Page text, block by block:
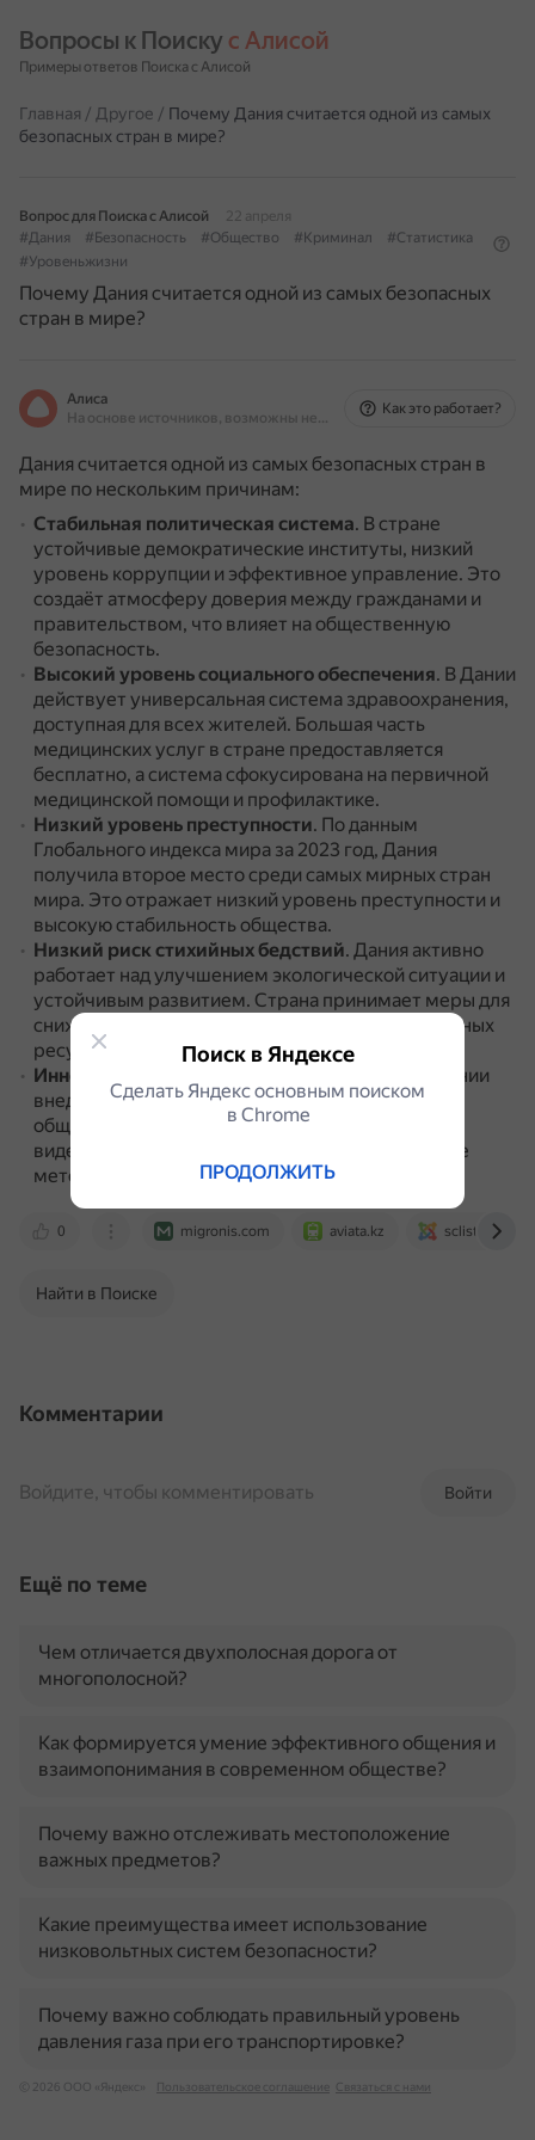
Вопросы к Поиску с Алисой
Примеры ответов Поиска с Алисой
Главная / Другое / Почему Дания считается одной из самых
безопасных стран в мире?
Вопрос для Поиска с Алисой
22 апреля
#Дания
#Безопасность #Общество #Криминал
#Статистика
#Уровеньжизни
Почему Дания считается одной из самых безопасных
стран в мире?
Алиса
На основе источников, возможны неточности
Как это работает?
Дания считается одной из самых безопасных стран в
мире по нескольким причинам:
Стабильная политическая система. В стране
устойчивые демократические институты, низкий
уровень коррупции и эффективное управление. Это
создаёт атмосферу доверия между гражданами и
правительством, что влияет на общественную
безопасность.
Высокий уровень социального обеспечения. В Дании
действует универсальная система здравоохранения,
доступная для всех жителей. Большая часть
медицинских услуг в стране предоставляется
бесплатно, а система сфокусирована на первичной
медицинской помощи и профилактике.
Низкий уровень преступности. По данным
Глобального индекса мира за 2023 год, Дания
получила второе место среди самых мирных стран
мира. Это отражает низкий уровень преступности и
высокую стабильность общества.
Низкий риск стихийных бедствий. Дания активно
работает над улучшением экологической ситуации и
устойчивым развитием. Страна принимает меры для
снижения уровня загрязнения и защиты природных
ресурсов.
Инновационные подходы к безопасности
В Дании
внедряют передовые технологии в сфере
общественной безопасности, включая системы
видеонаблюдения, умные города и эффективные
методы предупреждения преступлений.
0 migronis.com aviata.kz sclistok.com
Найти в Поиске
Комментарии
Войти
Войдите, чтобы комментировать
Ещё по теме
Чем отличается двухполосная дорога от
многополосной?
Как формируется умение эффективного общения и
взаимопонимания в современном обществе?
Почему важно отслеживать местоположение
важных предметов?
Какие преимущества имеет использование
низковольтных систем безопасности?
Почему важно соблюдать правильный уровень
давления газа при его транспортировке?
© 2026 ООО «Яндекс» Пользовательское соглашение Связаться с нами
Поиск в Яндексе
Сделать Яндекс основным поиском
в Сhrome
ПРОДОЛЖИТЬ